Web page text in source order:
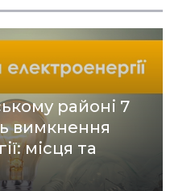
районі 7
вимкнення
місця та